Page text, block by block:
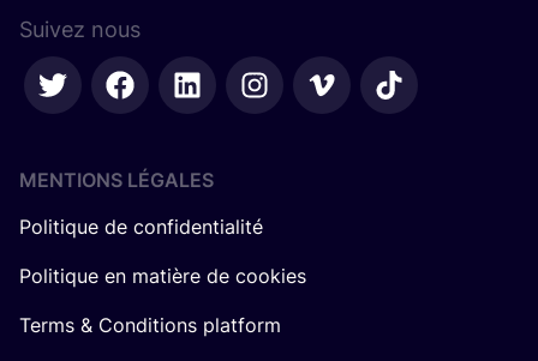
Suivez nous
MENTIONS LÉGALES
Politique de confidentialité
Politique en matière de cookies
Terms & Conditions platform